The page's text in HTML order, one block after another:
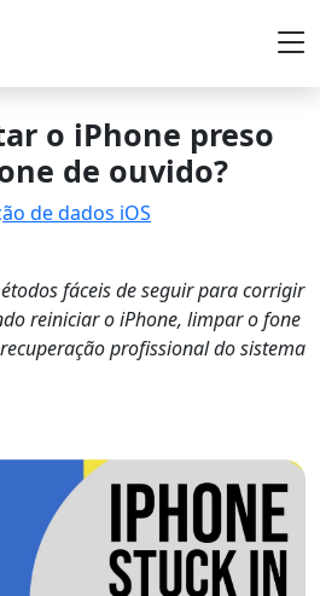
o iPhone preso
de ouvido?
de dados iOS
fáceis de seguir para corrigir
reiniciar o iPhone, limpar o fone
profissional do sistema